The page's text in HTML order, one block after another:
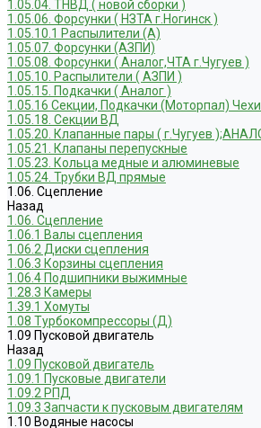
1.05.04. ТНВД ( новой сборки )
1.05.06. Форсунки ( НЗТА г.Ногинск )
1.05.10.1 Распылители (А)
1.05.07. Форсунки (АЗПИ)
1.05.08. Форсунки ( Аналог,ЧТА г.Чугуев )
1.05.10. Распылители ( АЗПИ )
1.05.15. Подкачки ( Аналог )
1.05.16 Секции, Подкачки (Моторпал)
1.05.18. Секции ВД
1.05.20. Клапанные пары ( г.Чугуев
1.05.21. Клапаны перепускные
1.05.23. Кольца медные и алюминевые
1.05.24. Трубки ВД прямые
1.06. Сцепление
Назад
1.06. Сцепление
1.06.1 Валы сцепления
1.06.2 Диски сцепления
1.06.3 Корзины сцепления
1.06.4 Подшипники выжимные
1.28.3 Камеры
1.39.1 Хомуты
1.08 Турбокомпрессоры (Д)
1.09 Пусковой двигатель
Назад
1.09 Пусковой двигатель
1.09.1 Пусковые двигатели
1.09.2 РПД
1.09.3 Запчасти к пусковым двигателям
1.10 Водяные насосы